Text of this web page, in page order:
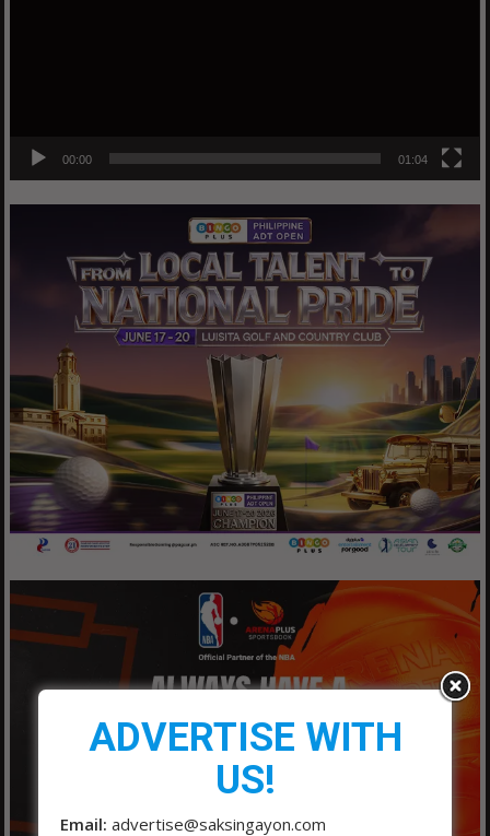
00:00 01:04
ADVERTISE WITH
US!
Email: advertise@saksingayon.com